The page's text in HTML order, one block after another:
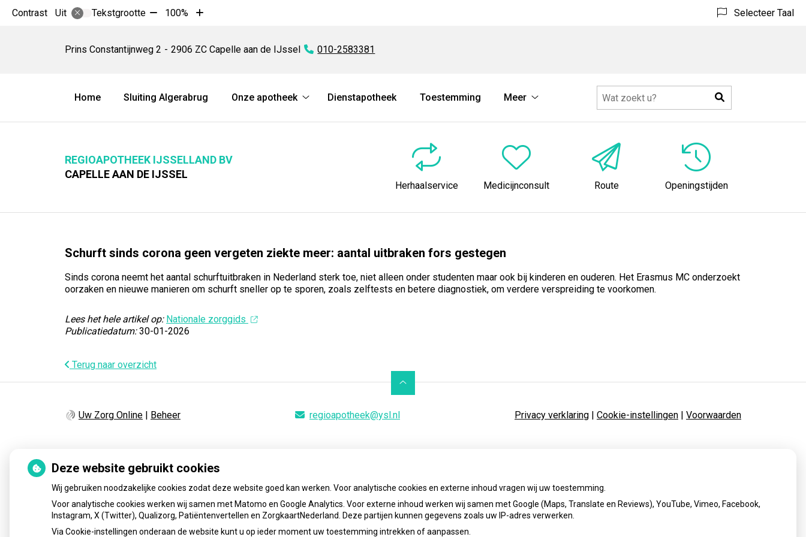
Contrast Uit Tekstgrootte Tekst
10%
100%
Tekst
10%
Selecteer Taal
Prins Constantijnweg 2 2906 ZC Capelle aan de IJssel Tel:
010-2583381
Hoofdmenu
Home Sluiting Algerabrug
Onze apotheek
apotheek
Dienstapotheek Toestemming
Meer
submenu
Zoeken
REGIOAPOTHEEK IJSSELLAND BV
CAPELLE AAN DE IJSSEL
Herhaalservice Medicijnconsult Route Openingstijden
Schurft sinds corona geen vergeten ziekte meer: aantal uitbraken fors gestegen
Sinds corona neemt het aantal schurftuitbraken in Nederland sterk toe, niet alleen onder studenten maar ook bij kinderen en ouderen. Het Erasmus MC onderzoekt
oorzaken en nieuwe manieren om schurft sneller op te sporen, zoals zelftests en betere diagnostiek, om verdere verspreiding te voorkomen.
Lees het hele artikel op: Nationale zorggids
Publicatiedatum:30-01-2026
Terug naar overzicht
Uw Zorg Online | Beheer regioapotheek@ysl.nl Privacy verklaring | Cookie-instellingen | Voorwaarden
Deze website gebruikt cookies
Wij gebruiken noodzakelijke cookies zodat deze website goed kan werken. Voor analytische cookies en externe inhoud vragen wij uw toestemming.
Voor analytische cookies werken wij samen met Matomo en Google Analytics. Voor externe inhoud werken wij samen met Google (Maps, Translate en Reviews), YouTube, Vimeo, Facebook,
Instagram, X (Twitter), Qualizorg, Patiëntenvertellen en ZorgkaartNederland. Deze partijen kunnen gegevens zoals uw IP-adres verwerken.
Via Cookie-instellingen onderaan de website kunt u op ieder moment uw toestemming intrekken of aanpassen.